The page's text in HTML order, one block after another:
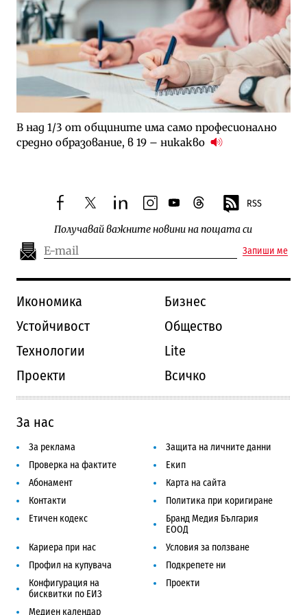
В над 1/3 от общините има само професионално
средно образование, в 19 – никакво
facebooktwitterlinkedininstagram
youtubethreads RSS
Получавай важните новини на пощата си
Запиши ме
Икономика
Бизнес
Устойчивост
Общество
Технологии
Lite
Проекти
Всичко
За нас
За реклама
Защита на личните данни
Проверка на фактите
Екип
Абонамент
Карта на сайта
Контакти
Политика при коригиране
Етичен кодекс
Бранд Медия България
ЕООД
Кариера при нас
Условия за ползване
Профил на купувача
Подкрепете ни
Конфигурация на
бисквитки по ЕИЗ
Проекти
Медиен календар